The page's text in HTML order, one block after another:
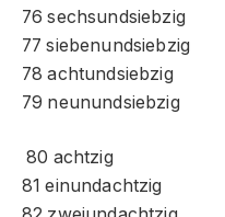
76 sechsundsiebzig
77 siebenundsiebzig
78 achtundsiebzig
79 neunundsiebzig
80 achtzig
81 einundachtzig